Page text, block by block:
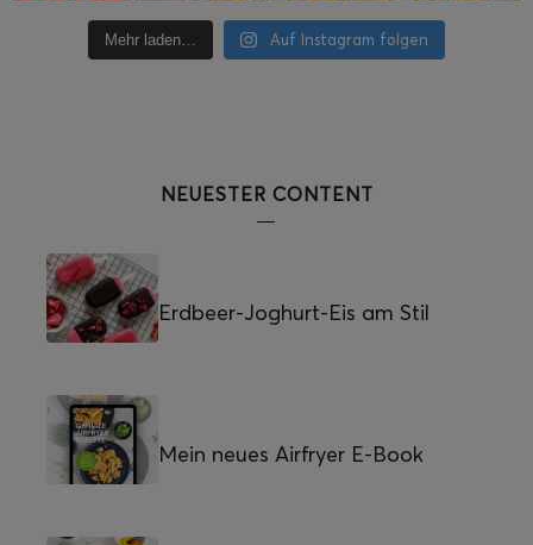
Mehr laden… Auf Instagram folgen
NEUESTER CONTENT
Erdbeer-Joghurt-Eis am Stil
Mein neues Airfryer E-Book